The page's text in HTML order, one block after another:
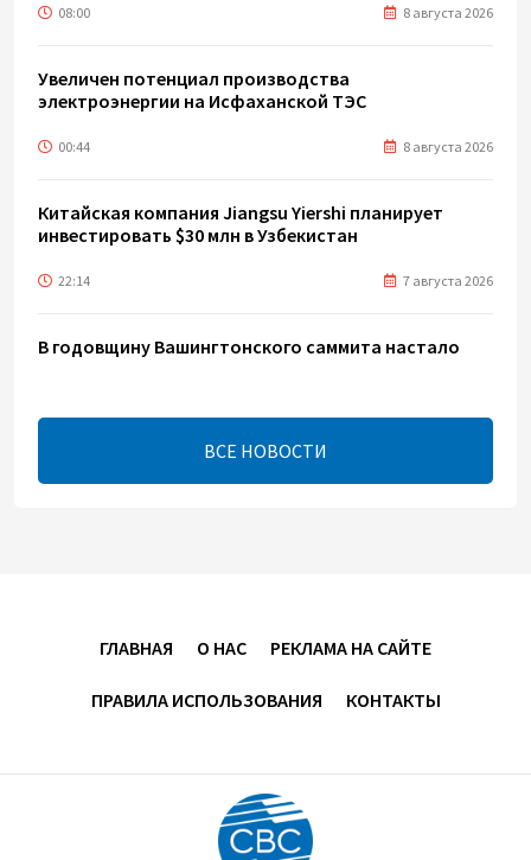
08:00 8 августа 2026
Увеличен потенциал производства
электроэнергии на Исфаханской ТЭС
00:44 8 августа 2026
Китайская компания Jiangsu Yiershi планирует
инвестировать $30 млн в Узбекистан
22:14 7 августа 2026
В годовщину Вашингтонского саммита настало
Минфин Азербайджана отчитался о работе,
проделанной в I полугодии
7 августа 2026
PASHA Holding продолжает успешную реализацию
проекта «Fərqindəlik», который был запущен в 2025
ВСЕ НОВОСТИ
ГЛАВНАЯ О НАС РЕКЛАМА НА САЙТЕ
ПРАВИЛА ИСПОЛЬЗОВАНИЯ КОНТАКТЫ